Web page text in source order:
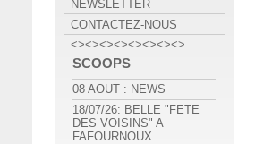
NEWSLETTER
CONTACTEZ-NOUS
<><><><><><><><>
SCOOPS
08 AOUT : NEWS
18/07/26: BELLE "FETE
DES VOISINS" A
FAFOURNOUX